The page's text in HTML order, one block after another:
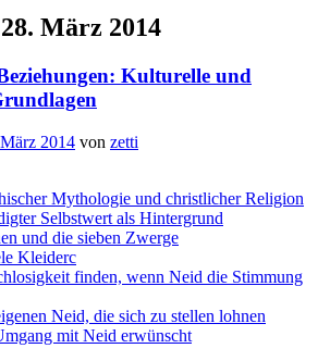
28. März 2014
Kulturelle und
2014 von zetti
Mythologie und christlicher Religion
Selbstwert als Hintergrund
und die sieben Zwerge
Kleiderc
finden, wenn Neid die Stimmung
Neid, die sich zu stellen lohnen
mit Neid erwünscht